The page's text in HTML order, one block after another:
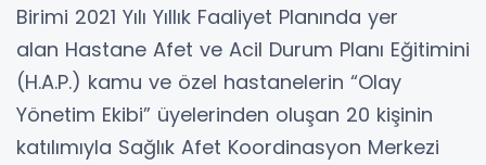
Birimi 2021 Yılı Yıllık Faaliyet Planında yer
alan Hastane Afet ve Acil Durum Planı Eğitimini
(H.A.P.) kamu ve özel hastanelerin “Olay
Yönetim Ekibi” üyelerinden oluşan 20 kişinin
katılımıyla Sağlık Afet Koordinasyon Merkezi